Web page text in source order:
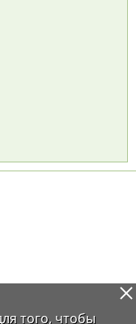
того, чтобы